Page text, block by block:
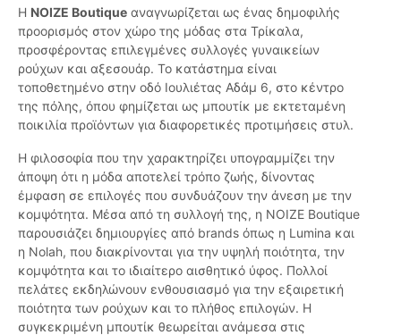
Η NOIZE Boutique αναγνωρίζεται ως ένας δημοφιλής
προορισμός στον χώρο της μόδας στα Τρίκαλα,
προσφέροντας επιλεγμένες συλλογές γυναικείων
ρούχων και αξεσουάρ. Το κατάστημα είναι
τοποθετημένο στην οδό Ιουλιέτας Αδάμ 6, στο κέντρο
της πόλης, όπου φημίζεται ως μπουτίκ με εκτεταμένη
ποικιλία προϊόντων για διαφορετικές προτιμήσεις στυλ.
Η φιλοσοφία που την χαρακτηρίζει υπογραμμίζει την
άποψη ότι η μόδα αποτελεί τρόπο ζωής, δίνοντας
έμφαση σε επιλογές που συνδυάζουν την άνεση με την
κομψότητα. Μέσα από τη συλλογή της, η NOIZE Boutique
παρουσιάζει δημιουργίες από brands όπως η Lumina και
η Nolah, που διακρίνονται για την υψηλή ποιότητα, την
κομψότητα και το ιδιαίτερο αισθητικό ύφος. Πολλοί
πελάτες εκδηλώνουν ενθουσιασμό για την εξαιρετική
ποιότητα των ρούχων και το πλήθος επιλογών. Η
συγκεκριμένη μπουτίκ θεωρείται ανάμεσα στις